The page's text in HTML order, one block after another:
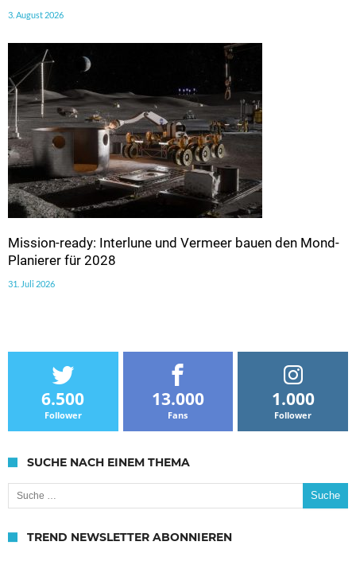
3. August 2026
Mission-ready: Interlune und Vermeer bauen den Mond-
Planierer für 2028
31. Juli 2026
6.500
Follower
13.000
Fans
1.000
Follower
SUCHE NACH EINEM THEMA
Suche nach:
TREND NEWSLETTER ABONNIEREN